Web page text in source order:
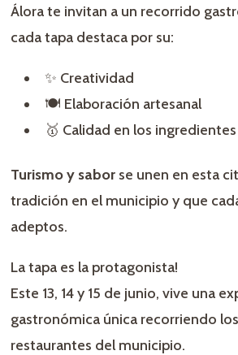
Álora te invitan a un recorrido
cada tapa destaca por su:
✨ Creatividad
🍽️ Elaboración artesanal
🥇 Calidad en los ingredientes
Turismo y sabor se unen en esta
tradición en el municipio y que
adeptos.
La tapa es la protagonista!
Este 13, 14 y 15 de junio, vive una
gastronómica única recorriendo
restaurantes del municipio.